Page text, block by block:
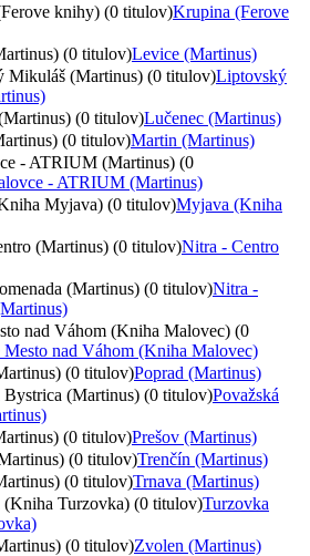
knihy) (0 titulov)Krupina (Ferove
(0 titulov)Levice (Martinus)
Mikuláš (Martinus) (0 titulov)Liptovský
(0 titulov)Lučenec (Martinus)
(0 titulov)Martin (Martinus)
- ATRIUM (Martinus) (0
- ATRIUM (Martinus)
Myjava) (0 titulov)Myjava (Kniha
(Martinus) (0 titulov)Nitra - Centro
(Martinus) (0 titulov)Nitra -
nad Váhom (Kniha Malovec) (0
Mesto nad Váhom (Kniha Malovec)
(0 titulov)Poprad (Martinus)
Bystrica (Martinus) (0 titulov)Považská
(0 titulov)Prešov (Martinus)
(0 titulov)Trenčín (Martinus)
(0 titulov)Trnava (Martinus)
(Kniha Turzovka) (0 titulov)Turzovka
(0 titulov)Zvolen (Martinus)